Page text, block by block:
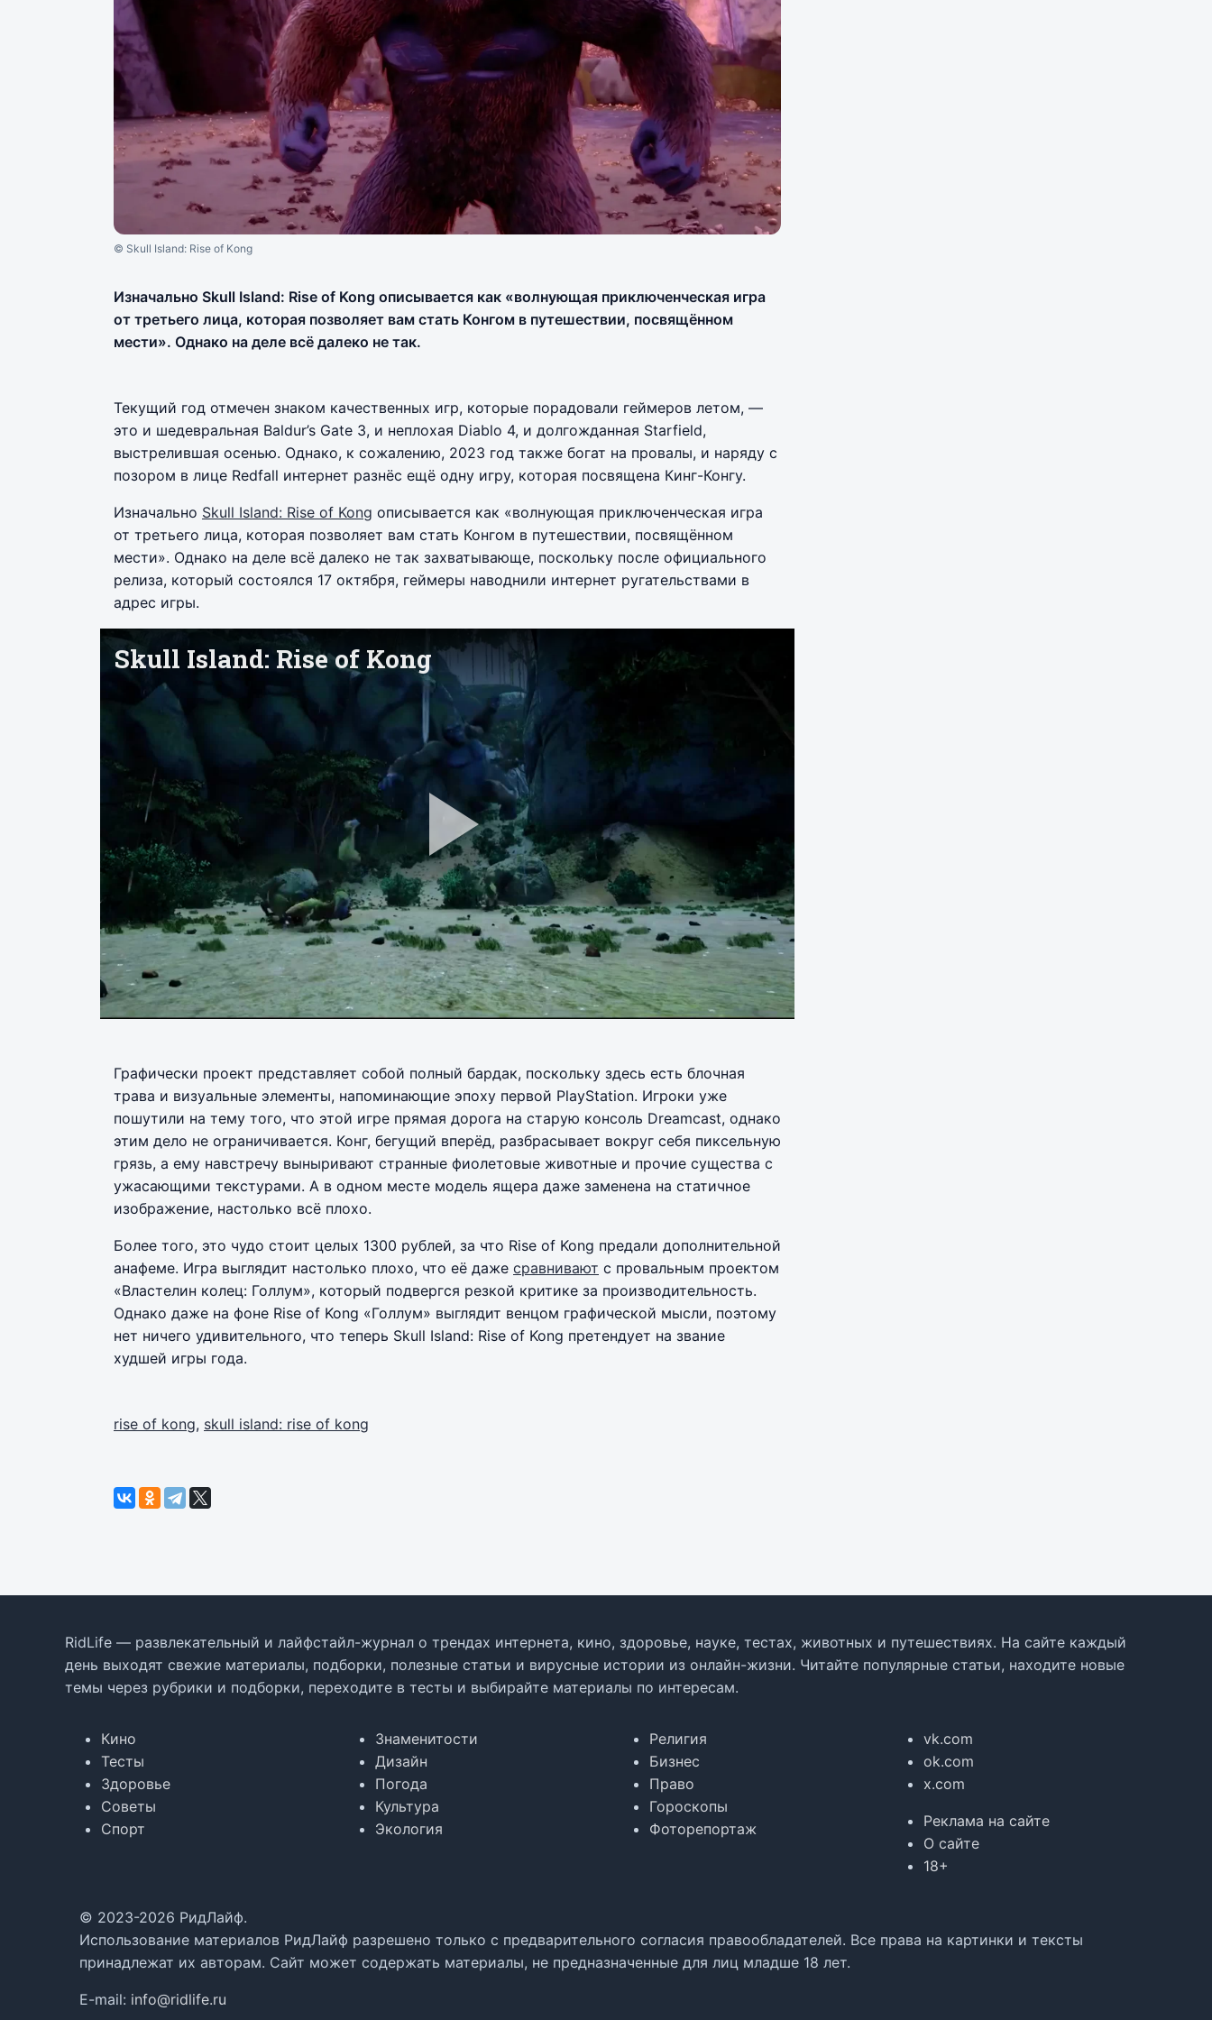
© Skull Island: Rise of Kong
Изначально Skull Island: Rise of Kong описывается как «волнующая приключенческая игра
от третьего лица, которая позволяет вам стать Конгом в путешествии, посвящённом
мести». Однако на деле всё далеко не так.
Текущий год отмечен знаком качественных игр, которые порадовали геймеров летом, —
это и шедевральная Baldur’s Gate 3, и неплохая Diablo 4, и долгожданная Starfield,
выстрелившая осенью. Однако, к сожалению, 2023 год также богат на провалы, и наряду с
позором в лице Redfall интернет разнёс ещё одну игру, которая посвящена Кинг-Конгу.
Изначально Skull Island: Rise of Kong описывается как «волнующая приключенческая игра
от третьего лица, которая позволяет вам стать Конгом в путешествии, посвящённом
мести». Однако на деле всё далеко не так захватывающе, поскольку после официального
релиза, который состоялся 17 октября, геймеры наводнили интернет ругательствами в
адрес игры.
Графически проект представляет собой полный бардак, поскольку здесь есть блочная
трава и визуальные элементы, напоминающие эпоху первой PlayStation. Игроки уже
пошутили на тему того, что этой игре прямая дорога на старую консоль Dreamcast, однако
этим дело не ограничивается. Конг, бегущий вперёд, разбрасывает вокруг себя пиксельную
грязь, а ему навстречу выныривают странные фиолетовые животные и прочие существа с
ужасающими текстурами. А в одном месте модель ящера даже заменена на статичное
изображение, настолько всё плохо.
Более того, это чудо стоит целых 1300 pублей, за что Rise of Kong предали дополнительной
анафеме. Игра выглядит настолько плохо, что её даже сравнивают с провальным проектом
«Властелин колец: Голлум», который подвергся резкой критике за производительность.
Однако даже на фоне Rise of Kong «Голлум» выглядит венцом графической мысли, поэтому
нет ничего удивительного, что теперь Skull Island: Rise of Kong претендует на звание
худшей игры года.
rise of kong, skull island: rise of kong
RidLife — развлекательный и лайфстайл-журнал о трендах интернета, кино, здоровье, науке, тестах, животных и путешествиях. На сайте каждый
день выходят свежие материалы, подборки, полезные статьи и вирусные истории из онлайн-жизни. Читайте популярные статьи, находите новые
темы через рубрики и подборки, переходите в тесты и выбирайте материалы по интересам.
Кино
Тесты
Здоровье
Советы
Спорт
Знаменитости
Дизайн
Погода
Культура
Экология
Религия
Бизнес
Право
Гороскопы
Фоторепортаж
vk.com
ok.com
x.com
Реклама на сайте
О сайте
18+
© 2023-2026 РидЛайф.
Использование материалов РидЛайф разрешено только с предварительного согласия правообладателей. Все права на картинки и тексты
принадлежат их авторам. Сайт может содержать материалы, не предназначенные для лиц младше 18 лет.
E-mail: info@ridlife.ru